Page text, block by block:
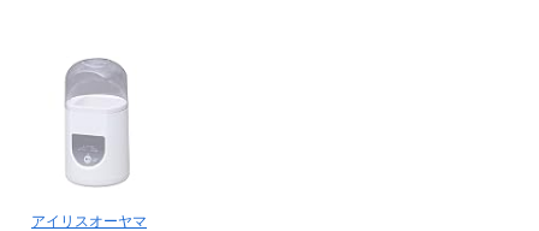
アイリスオーヤマ